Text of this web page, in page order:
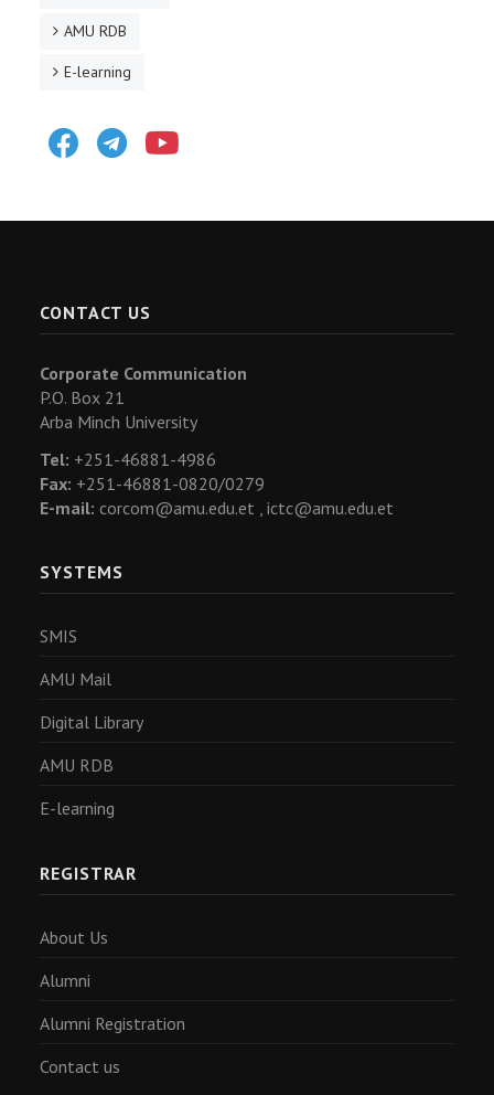
AMU RDB
E-learning
FacebookTelegram
CONTACT US
Corporate Communication
P.O. Box 21
Arba Minch University
Tel: +251-46881-4986
Fax: +251-46881-0820/0279
E-mail: corcom@amu.edu.et , ictc@amu.edu.et
SYSTEMS
SMIS
AMU Mail
Digital Library
AMU RDB
E-learning
REGISTRAR
About Us
Alumni
Alumni Registration
Contact us